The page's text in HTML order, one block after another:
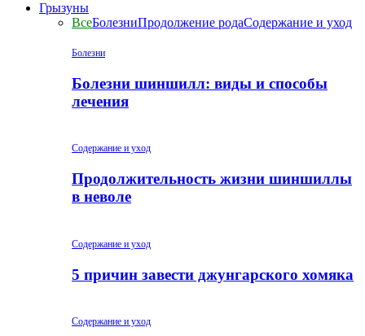
Грызуны
ВсеБолезниПродолжение родаСодержание и уход
Болезни
Болезни шиншилл: виды и способы
лечения
Содержание и уход
Продолжительность жизни шиншиллы
в неволе
Содержание и уход
5 причин завести джунгарского хомяка
Содержание и уход